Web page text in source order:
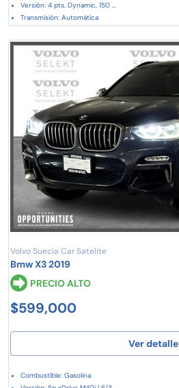
Versión: 4 pts. Dynamic, 150 ...
Transmisión: Automática
Volvo Suecia Car Satelite
Bmw X3 2019
PRECIO ALTO
$599,000
Ver detalle
Combustible: Gasolina